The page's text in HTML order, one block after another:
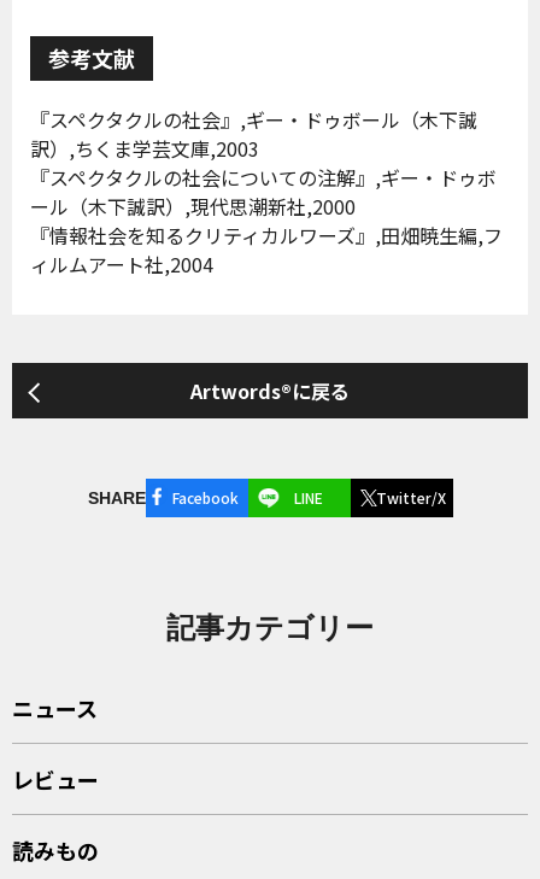
参考文献
『スペクタクルの社会』,ギー・ドゥボール（木下誠
訳）,ちくま学芸文庫,2003
『スペクタクルの社会についての注解』,ギー・ドゥボ
ール（木下誠訳）,現代思潮新社,2000
『情報社会を知るクリティカルワーズ』,田畑暁生編,フ
ィルムアート社,2004
Artwords®に戻る
SHARE Facebook LINE Twitter/X
記事カテゴリー
ニュース
レビュー
読みもの